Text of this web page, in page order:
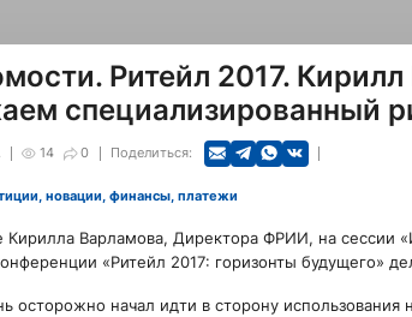
Ритейл 2017.
специализированный
14 0 Поделиться:
новации, финансы, платежи
Кирилла Варламова, Директора ФРИИ, на сессии
«Ритейл 2017: горизонты будущего»
осторожно начал идти в сторону использования